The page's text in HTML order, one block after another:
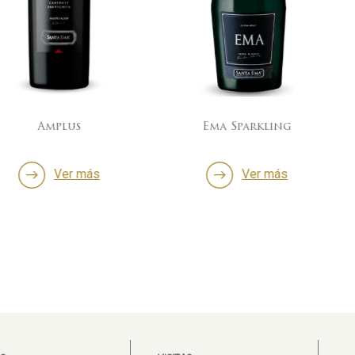
más
Ema Sparkling
Ver más